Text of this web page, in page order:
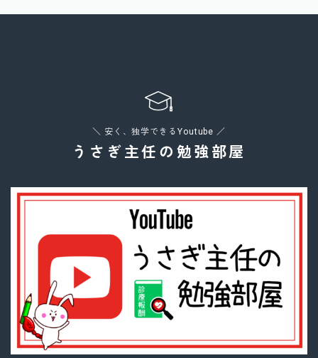
＼ 安く、独学できるYoutube ／
うさぎ主任の勉強部屋